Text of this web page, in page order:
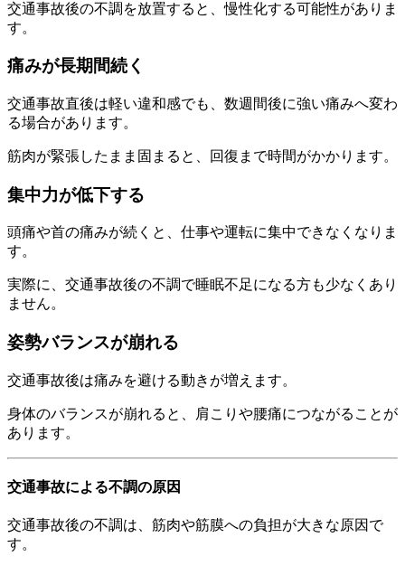
交通事故後の不調を放置すると、慢性化する可能性がありま
す。
痛みが長期間続く
交通事故直後は軽い違和感でも、数週間後に強い痛みへ変わ
る場合があります。
筋肉が緊張したまま固まると、回復まで時間がかかります。
集中力が低下する
頭痛や首の痛みが続くと、仕事や運転に集中できなくなりま
す。
実際に、交通事故後の不調で睡眠不足になる方も少なくあり
ません。
姿勢バランスが崩れる
交通事故後は痛みを避ける動きが増えます。
身体のバランスが崩れると、肩こりや腰痛につながることが
あります。
交通事故による不調の原因
交通事故後の不調は、筋肉や筋膜への負担が大きな原因で
す。